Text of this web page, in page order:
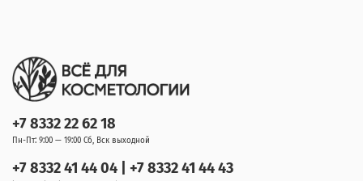
+7 8332 22 62 18
Пн-Пт: 9:00 — 19:00 Сб, Вск выходной
+7 8332 41 44 04 | +7 8332 41 44 43